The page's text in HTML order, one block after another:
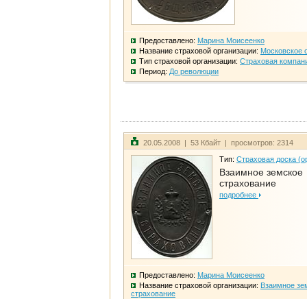
Предоставлено: Марина Моисеенко
Название страховой организации: Московское
Тип страховой организации: Страховая
Период: До революции
20.05.2008 | 53 Кбайт | просмотров: 2314
Тип: Страховая доска
Взаимное земское
страхование
подробнее
Предоставлено: Марина Моисеенко
Название страховой организации: Взаимное
страхование